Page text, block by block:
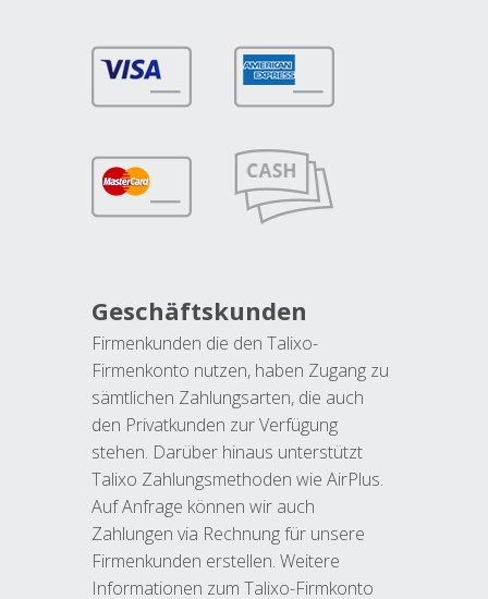
Geschäftskunden
Firmenkunden die den Talixo-
Firmenkonto nutzen, haben Zugang zu
sämtlichen Zahlungsarten, die auch
den Privatkunden zur Verfügung
stehen. Darüber hinaus unterstützt
Talixo Zahlungsmethoden wie AirPlus.
Auf Anfrage können wir auch
Zahlungen via Rechnung für unsere
Firmenkunden erstellen. Weitere
Informationen zum Talixo-Firmkonto